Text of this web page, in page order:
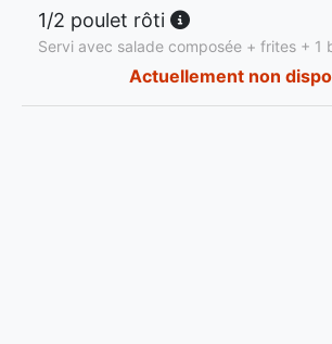
1/2 poulet rôti
Servi avec salade composée + frites + 1
Actuellement non